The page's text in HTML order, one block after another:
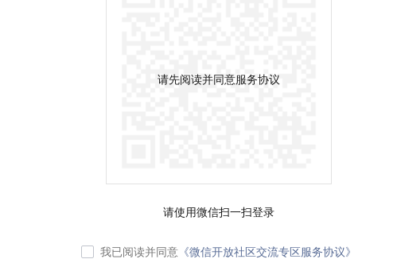
请先阅读并同意服务协议
请使用微信扫一扫登录
我已阅读并同意 《微信开放社区交流专区服务协议》